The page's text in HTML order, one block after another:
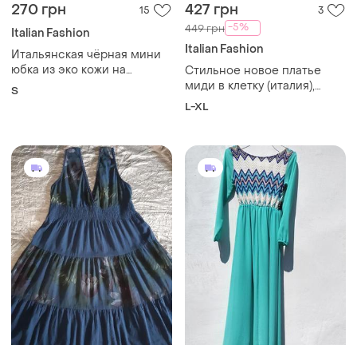
270 грн 15
Italian Fashion
Итальянская чёрная мини
юбка из эко кожи на
молнии
S
427 грн 3
449 грн -5%
Italian Fashion
Стильное новое платье
миди в клетку (италия),
размер l-xl (48-50)
L-XL